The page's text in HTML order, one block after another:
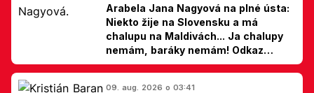
Arabela Jana Nagyová na plné ústa:
Niekto žije na Slovensku a má
chalupu na Maldivách... Ja chalupy
nemám, baráky nemám! Odkaz
Slovákom
09. aug. 2026 o 03:41